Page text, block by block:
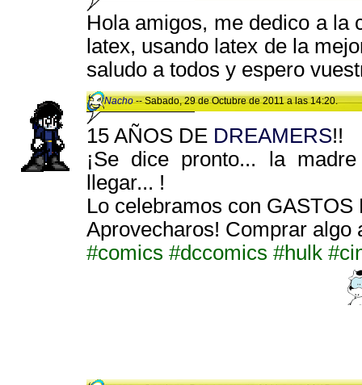
Hola amigos, me dedico a la
latex, usando latex de la
saludo a todos y espero
Nacho-- Sabado, 29 de Octubre de 2011 a las 14:20.
15 AÑOS DE DREAMERS!!
¡Se dice pronto... la
llegar... !
Lo celebramos con GASTOS
Aprovecharos! Comprar algo
#comics #dccomics #hulk